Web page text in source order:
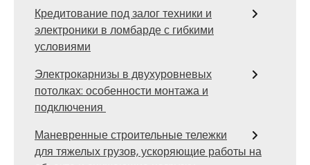
Кредитование под залог техники и
электроники в ломбарде с гибкими
условиями
Электрокарнизы в двухуровневых
потолках: особенности монтажа и
подключения
Маневренные строительные тележки
для тяжелых грузов, ускоряющие работы на